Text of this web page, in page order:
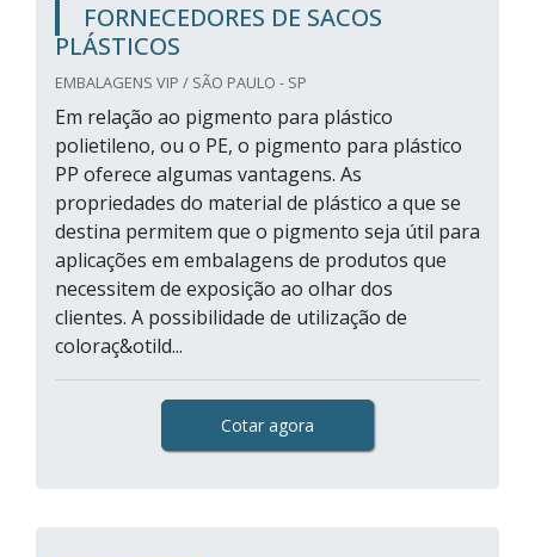
FORNECEDORES DE SACOS
PLÁSTICOS
EMBALAGENS VIP / SÃO PAULO - SP
Em relação ao pigmento para plástico
polietileno, ou o PE, o pigmento para plástico
PP oferece algumas vantagens. As
propriedades do material de plástico a que se
destina permitem que o pigmento seja útil para
aplicações em embalagens de produtos que
necessitem de exposição ao olhar dos
clientes. A possibilidade de utilização de
coloraç&otild...
Cotar agora